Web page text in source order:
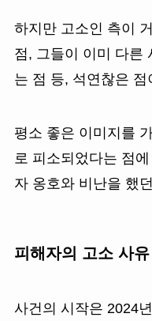
하지만 고소인 측이
점, 그들이 이미 다른
는 점 등, 석연찮은
평소 좋은 이미지를
로 피소되었다는 점
자 옹호와 비난을 했
피해자의 고소 사유
사건의 시작은 2024